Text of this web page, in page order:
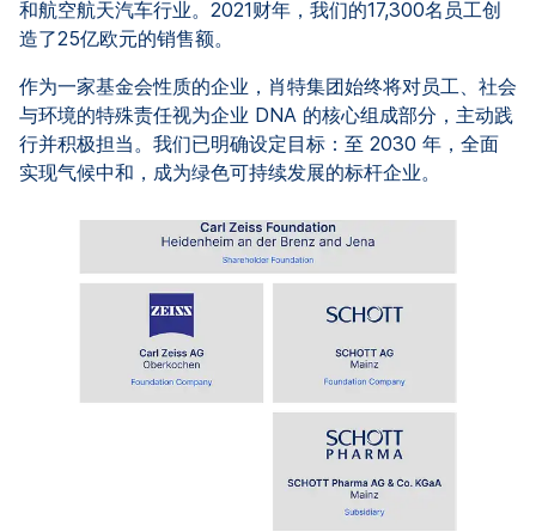
和航空航天汽车行业。2021财年，我们的17,300名员工创
造了25亿欧元的销售额。
作为一家基金会性质的企业，肖特集团始终将对员工、社会
与环境的特殊责任视为企业 DNA 的核心组成部分，主动践
行并积极担当。我们已明确设定目标：至 2030 年，全面
实现气候中和，成为绿色可持续发展的标杆企业。